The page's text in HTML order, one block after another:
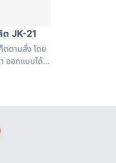
ต JK-21
ตตามสั่ง โดย
ออกแบบได้
พิ่มแถบ
รือโลโก้หน่วย